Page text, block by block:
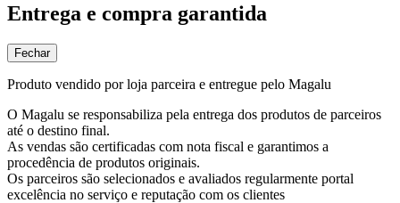
Entrega e compra garantida
Fechar
Produto vendido por loja parceira e entregue pelo Magalu
O Magalu se responsabiliza pela entrega dos produtos de parceiros
até o destino final.
As vendas são certificadas com nota fiscal e garantimos a
procedência de produtos originais.
Os parceiros são selecionados e avaliados regularmente portal
excelência no serviço e reputação com os clientes